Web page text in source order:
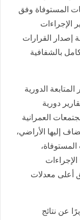
المستوفاة وفق
الإجراءات
القرارات
بالشفافية
الدورية
دورية
العمرانية
إليها الأراضي،
أعلى معدلات
عن نتائج